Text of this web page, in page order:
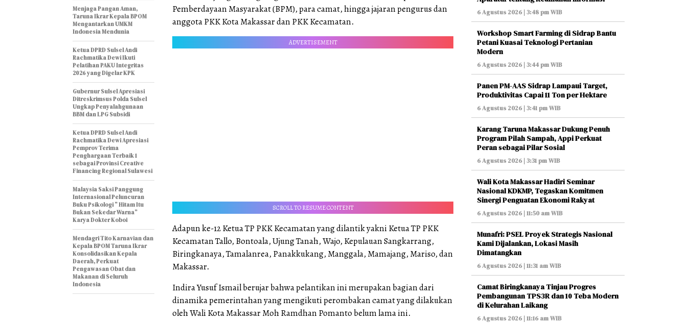
Pemberdayaan Masyarakat (BPM), para camat, hingga jajaran pengurus dan
anggota PKK Kota Makassar dan PKK Kecamatan.
ADVERTISEMENT
SCROLL TO RESUME CONTENT
Adapun ke-12 Ketua TP PKK Kecamatan yang dilantik yakni Ketua TP PKK
Kecamatan Tallo, Bontoala, Ujung Tanah, Wajo, Kepulauan Sangkarrang,
Biringkanaya, Tamalanrea, Panakkukang, Manggala, Mamajang, Mariso, dan
Makassar.
Indira Yusuf Ismail berujar bahwa pelantikan ini merupakan bagian dari
dinamika pemerintahan yang mengikuti perombakan camat yang dilakukan
oleh Wali Kota Makassar Moh Ramdhan Pomanto belum lama ini.
Menjaga Pangan Aman,
Taruna Ikrar Kepala BPOM
Mengantarkan UMKM
Indonesia Mendunia
Ketua DPRD Sulsel Andi
Rachmatika Dewi Ikuti
Pelatihan PAKU Integritas
2026 yang Digelar KPK
Gubernur Sulsel Apresiasi
Ditreskrimsus Polda Sulsel
Ungkap Penyalahgunaan
BBM dan LPG Subsidi
Ketua DPRD Sulsel Andi
Rachmatika Dewi Apresiasi
Pemprov Terima
Penghargaan Terbaik 1
sebagai Provinsi Creative
Financing Regional Sulawesi
Malaysia Saksi Panggung
Internasional Peluncuran
Buku Psikologi ” Hitam Itu
Bukan Sekedar Warna”
Karya Dokter Koboi
Mendagri Tito Karnavian dan
Kepala BPOM Taruna Ikrar
Konsolidasikan Kepala
Daerah, Perkuat
Pengawasan Obat dan
Makanan di Seluruh
Indonesia
6 Agustus 2026 | 3:48 pm WIB
Workshop Smart Farming di Sidrap Bantu
Petani Kuasai Teknologi Pertanian
Modern
6 Agustus 2026 | 3:44 pm WIB
Panen PM-AAS Sidrap Lampaui Target,
Produktivitas Capai 11 Ton per Hektare
6 Agustus 2026 | 3:41 pm WIB
Karang Taruna Makassar Dukung Penuh
Program Pilah Sampah, Appi Perkuat
Peran sebagai Pilar Sosial
6 Agustus 2026 | 3:31 pm WIB
Wali Kota Makassar Hadiri Seminar
Nasional KDKMP, Tegaskan Komitmen
Sinergi Penguatan Ekonomi Rakyat
6 Agustus 2026 | 11:50 am WIB
Munafri: PSEL Proyek Strategis Nasional
Kami Dijalankan, Lokasi Masih
Dimatangkan
6 Agustus 2026 | 11:31 am WIB
Camat Biringkanaya Tinjau Progres
Pembangunan TPS3R dan 10 Teba Modern
di Kelurahan Laikang
6 Agustus 2026 | 11:16 am WIB